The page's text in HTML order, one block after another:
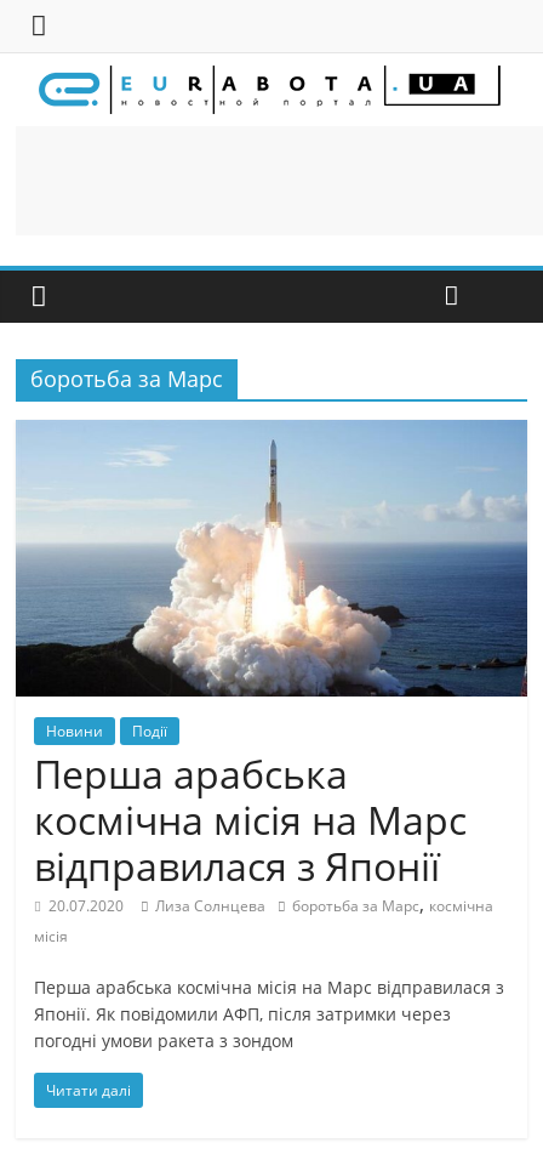
боротьба за Марс
Новини Події
Перша арабська
космічна місія на Марс
відправилася з Японії
20.07.2020 Лиза Солнцева боротьба за Марс, космічна
місія
Перша арабська космічна місія на Марс відправилася з
Японії. Як повідомили АФП, після затримки через
погодні умови ракета з зондом
Читати далі